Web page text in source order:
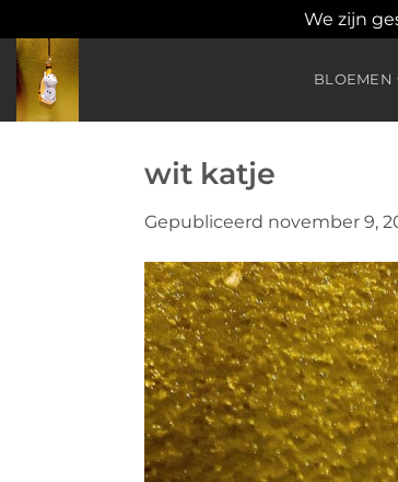
We zijn
Ga
naar
inhoud
BLOEMEN
wit katje
Gepubliceerd november 9,